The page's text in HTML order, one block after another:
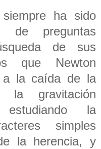
ha sido
de preguntas
de sus
que Newton
a la caída de la
la gravitación
estudiando la
simples
la herencia, y